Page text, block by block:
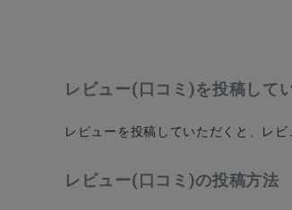
ようこそ ゲスト 様
ログイン 新規会員登録
レビュー(口コミ)を投稿して
レビューを投稿していただくと、レ
レビュー(口コミ)の投稿方法